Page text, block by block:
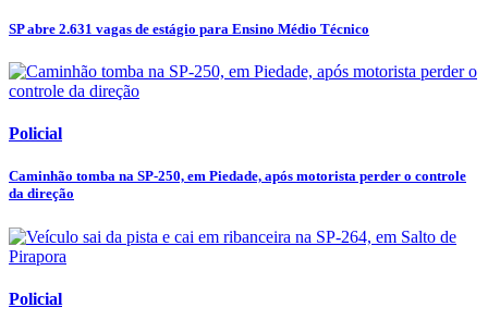
SP abre 2.631 vagas de estágio para Ensino Médio Técnico
Policial
Caminhão tomba na SP-250, em Piedade, após motorista perder o controle
da direção
Policial